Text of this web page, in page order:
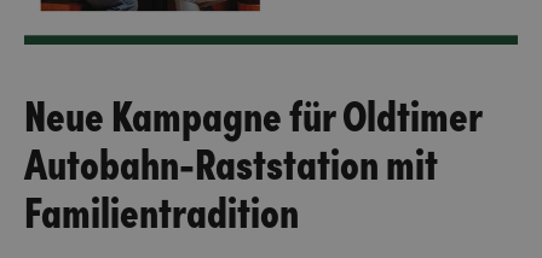
Neue Kampagne für Oldtimer
Autobahn-Raststation mit
Familientradition